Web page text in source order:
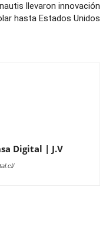
llevaron innovación
hasta Estados Unidos
Digital | J.V